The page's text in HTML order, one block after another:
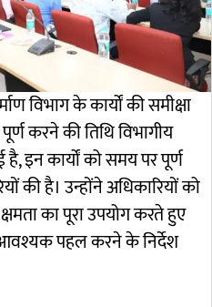
विभाग के कार्यों की समीक्षा
करने की तिथि विभागीय
है, इन कार्यों को समय पर पूर्ण
की है। उन्होंने अधिकारियों को
का पूरा उपयोग करते हुए
आवश्यक पहल करने के निर्देश